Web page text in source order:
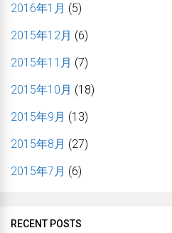
2016年1月 (5)
2015年12月 (6)
2015年11月 (7)
2015年10月 (18)
2015年9月 (13)
2015年8月 (27)
2015年7月 (6)
RECENT POSTS